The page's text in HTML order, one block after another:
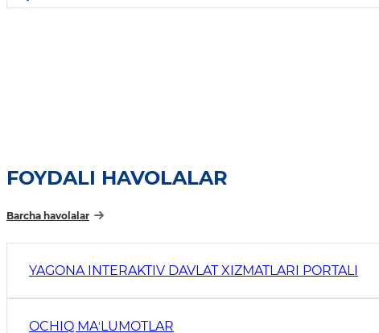
FOYDALI HAVOLALAR
Barcha havolalar
YAGONA INTERAKTIV DAVLAT XIZMATLARI PORTALI
OCHIQ MAʼLUMOTLAR